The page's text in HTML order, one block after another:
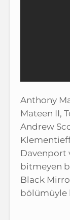
Anthony
Mateen II,
Andrew
Davenport
bitmeyen
Black
bölümüyle